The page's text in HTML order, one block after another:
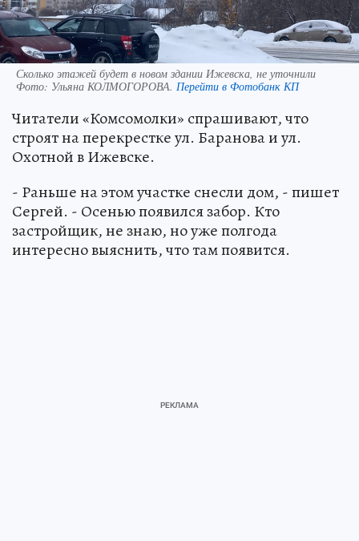
Сколько этажей будет в новом здании Ижевска, не уточнили
Фото: Ульяна КОЛМОГОРОВА. Перейти в Фотобанк КП
Читатели «Комсомолки» спрашивают, что
строят на перекрестке ул. Баранова и ул.
Охотной в Ижевске.
- Раньше на этом участке снесли дом, - пишет
Сергей. - Осенью появился забор. Кто
застройщик, не знаю, но уже полгода
интересно выяснить, что там появится.